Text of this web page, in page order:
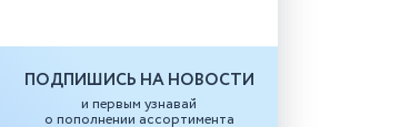
ПОДПИШИСЬ НА НОВОСТИ
и первым узнавай
о пополнении ассортимента